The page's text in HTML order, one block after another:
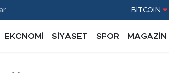
DOLAR
EURO
EKONOMİ SİYASET SPOR MAGAZİN